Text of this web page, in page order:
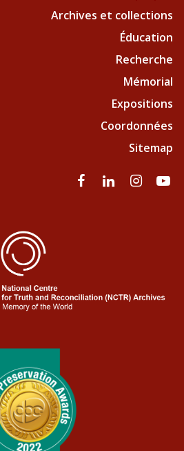
Archives et collections
Éducation
Recherche
Mémorial
Expositions
Coordonnées
Sitemap